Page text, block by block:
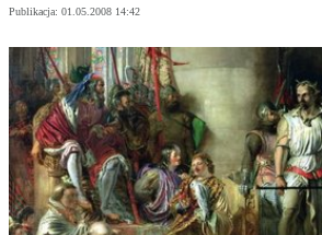
Publikacja: 01.05.2008 14:42